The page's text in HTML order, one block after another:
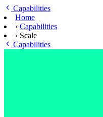
Ga naar hoofdinhoud
Capabilities
Home
› Capabilities
› Scale
Capabilities